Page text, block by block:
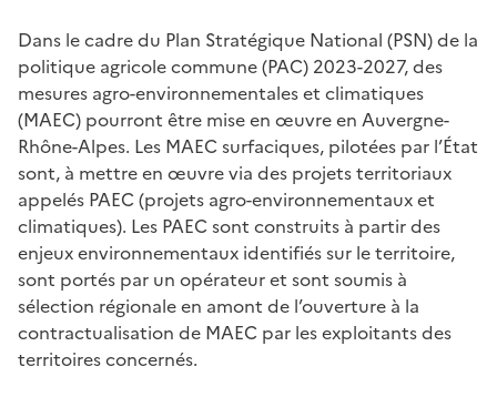
Dans le cadre du Plan Stratégique National (PSN) de la
politique agricole commune (PAC) 2023-2027, des
mesures agro-environnementales et climatiques
(MAEC) pourront être mise en œuvre en Auvergne-
Rhône-Alpes. Les MAEC surfaciques, pilotées par l’État
sont, à mettre en œuvre via des projets territoriaux
appelés PAEC (projets agro-environnementaux et
climatiques). Les PAEC sont construits à partir des
enjeux environnementaux identifiés sur le territoire,
sont portés par un opérateur et sont soumis à
sélection régionale en amont de l’ouverture à la
contractualisation de MAEC par les exploitants des
territoires concernés.